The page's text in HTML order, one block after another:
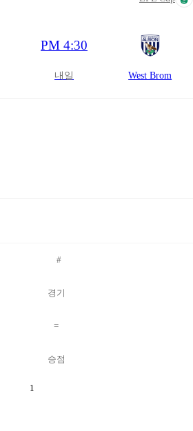
PM 4:30
내일 West Brom
#
경기
=
승점
1